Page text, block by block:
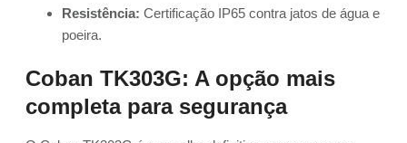
Resistência: Certificação IP65 contra jatos de água e
poeira.
Coban TK303G: A opção mais
completa para segurança